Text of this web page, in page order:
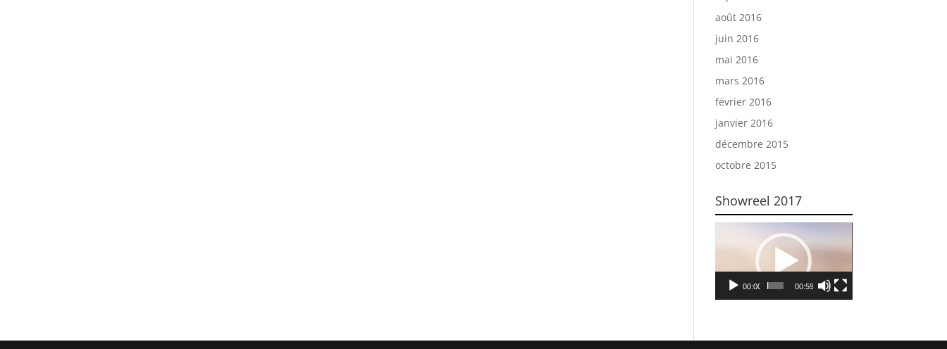
août 2016
juin 2016
mai 2016
mars 2016
février 2016
janvier 2016
décembre 2015
octobre 2015
Showreel 2017
00:00 00:59